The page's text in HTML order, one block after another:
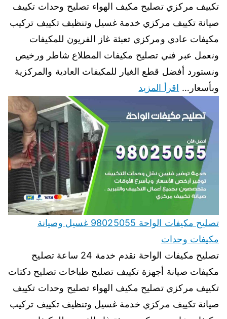
تكييف مركزي تصليح مكيف الهواء تصليح وحدات تكييف
صيانة تكييف مركزي خدمة غسيل وتنظيف تكييف تركيب
مكيفات عادي ومركزي تعبئة غاز الفريون للمكيفات
ونعمل عبر فني تصليح مكيفات المطلاع شاطر ورخيص
ونستورد أفضل قطع الغيار للمكيفات العادية والمركزية
وبأسعار… اقرأ المزيد
تصليح مكيفات الواحة 98025055 غسيل وصيانة
مكيفات وحدات
تصليح مكيفات الواحة نقدم خدمة 24 ساعة تصليح
مكيفات صيانة أجهزة تكييف تصليح طباخات تصليح دكتات
تكييف مركزي تصليح مكيف الهواء تصليح وحدات تكييف
صيانة تكييف مركزي خدمة غسيل وتنظيف تكييف تركيب